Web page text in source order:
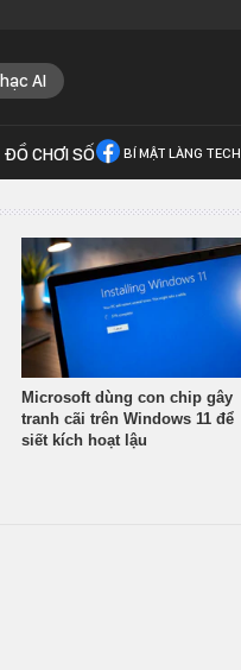
AI
ĐỒ CHƠI SỐ BÍ MẬT LÀNG TECH
Microsoft dùng con chip gây
tranh cãi trên Windows 11 để
siết kích hoạt lậu